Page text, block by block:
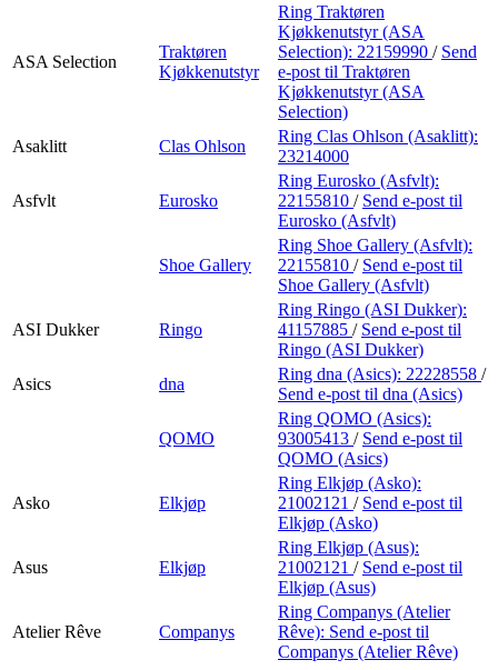
ASA Selection
Traktøren
Kjøkkenutstyr
Ring Traktøren
Kjøkkenutstyr (ASA
Selection): 22159990 / Send
e-post til Traktøren
Kjøkkenutstyr (ASA
Selection)
Asaklitt
Clas Ohlson
Ring Clas Ohlson (Asaklitt):
23214000
Asfvlt Eurosko
Ring Eurosko (Asfvlt):
22155810 / Send e-post til
Eurosko (Asfvlt)
Shoe Gallery
Ring Shoe Gallery (Asfvlt):
22155810 / Send e-post til
Shoe Gallery (Asfvlt)
ASI Dukker Ringo
Ring Ringo (ASI Dukker):
41157885 / Send e-post til
Ringo (ASI Dukker)
Asics
dna
Ring dna (Asics): 22228558 /
Send e-post til dna (Asics)
QOMO
Ring QOMO (Asics):
93005413 / Send e-post til
QOMO (Asics)
Asko Elkjøp
Ring Elkjøp (Asko):
21002121 / Send e-post til
Elkjøp (Asko)
Asus Elkjøp
Ring Elkjøp (Asus):
21002121 / Send e-post til
Elkjøp (Asus)
Atelier Rêve Companys
Ring Companys (Atelier
Rêve): Send e-post til
Companys (Atelier Rêve)